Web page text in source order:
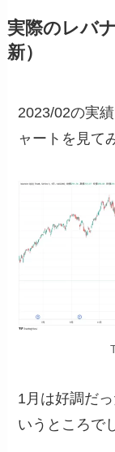
実際のレバ
新）
2023/02の実
ャートを見て
1月は好調だ
いうところで